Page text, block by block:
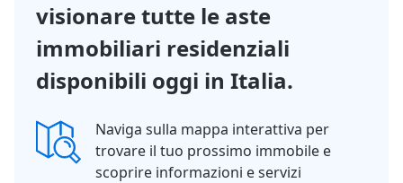
visionare tutte le aste
immobiliari residenziali
disponibili oggi in Italia.
Naviga sulla mappa interattiva per
trovare il tuo prossimo immobile e
scoprire informazioni e servizi